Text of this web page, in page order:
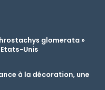
glomerata »
Unis
à la décoration, une